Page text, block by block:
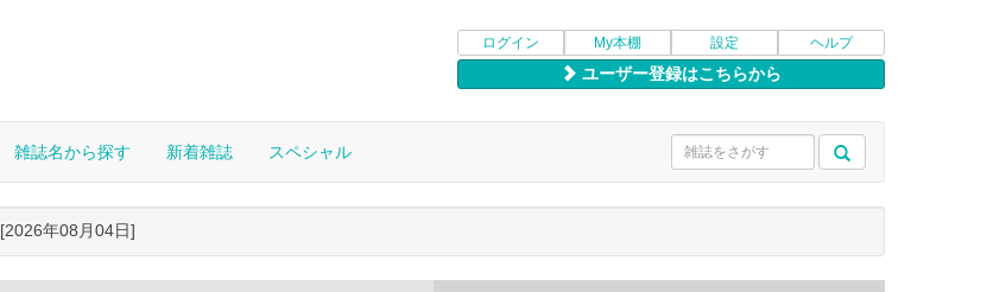
ログイン My本棚 設定 ヘルプ
ユーザー登録はこちらから
雑誌名から探す 新着雑誌 スペシャル
[2026年08月04日]